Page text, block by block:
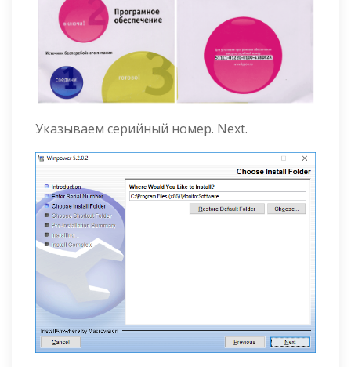
Указываем серийный номер. Next.